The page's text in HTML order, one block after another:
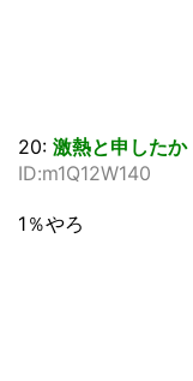
20: 激熱と申したか
ID:m1Q12W140
1％やろ